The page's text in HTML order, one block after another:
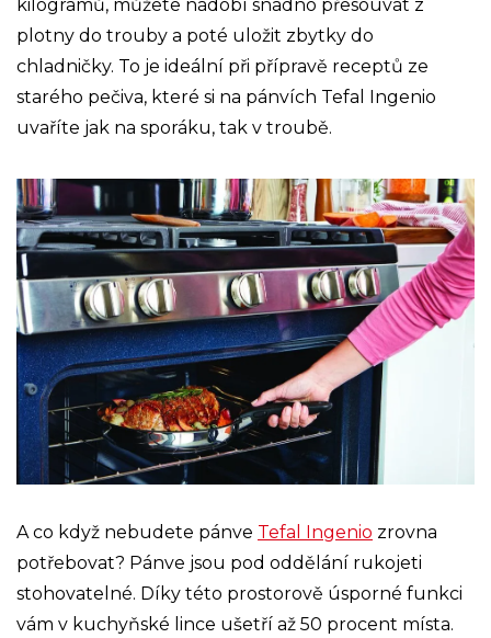
kilogramů, můžete nádobí snadno přesouvat z
plotny do trouby a poté uložit zbytky do
chladničky. To je ideální při přípravě receptů ze
starého pečiva, které si na pánvích Tefal Ingenio
uvaříte jak na sporáku, tak v troubě.
A co když nebudete pánve Tefal Ingenio zrovna
potřebovat? Pánve jsou pod oddělání rukojeti
stohovatelné. Díky této prostorově úsporné funkci
vám v kuchyňské lince ušetří až 50 procent místa.